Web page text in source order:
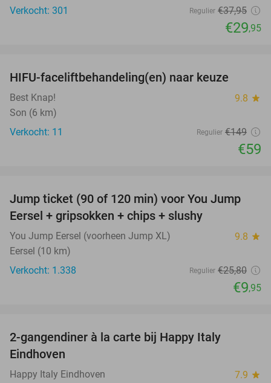
Verkocht: 301
Regulier €37,95
€29,95
HIFU-faceliftbehandeling(en) naar keuze
Best Knap! 9.8 star
Son (6 km)
Verkocht: 11
Regulier €149
€59
61%
Jump ticket (90 of 120 min) voor You Jump
Eersel + gripsokken + chips + slushy
You Jump Eersel (voorheen Jump XL) 9.8 star
Eersel (10 km)
Verkocht: 1.338
Regulier €25,80
€9,95
2-gangendiner à la carte bij Happy Italy
Eindhoven
Happy Italy Eindhoven 7.9 star